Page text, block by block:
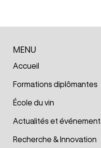
MENU
Accueil
Formations diplômantes
École du vin
Actualités et
Recherche & Innovation